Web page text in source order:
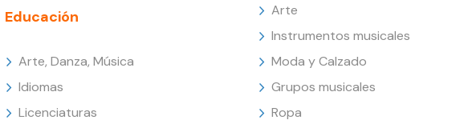
Educación
Arte, Danza, Música
Idiomas
Licenciaturas
Arte
Instrumentos musicales
Moda y Calzado
Grupos musicales
Ropa